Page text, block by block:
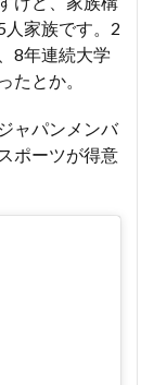
人家族です。2
8年連続大学
たとか。
ャパンメンバ
ポーツが得意